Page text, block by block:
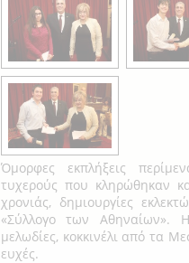
Όμορφες εκπλήξεις
τυχερούς που κληρώθηκαν
χρονιάς, δημιουργίες
«Σύλλογο των Αθηναίων».
μελωδίες, κοκκινέλι από τα
ευχές.